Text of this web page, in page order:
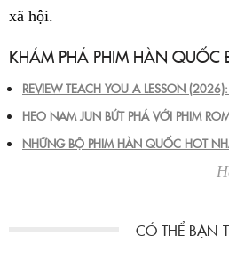
xã hội.
KHÁM PHÁ PHIM HÀN QUỐC
REVIEW TEACH YOU A LESSON
HEO NAM JUN BỨT PHÁ VỚI PHIM
NHỮNG BỘ PHIM HÀN QUỐC HOT